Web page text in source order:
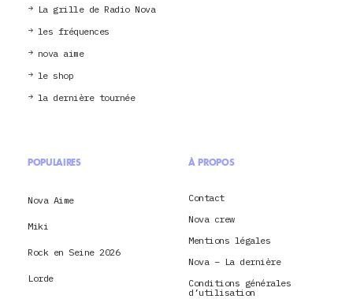
La grille de Radio Nova
les fréquences
nova aime
le shop
la dernière tournée
POPULAIRES
Nova Aime
Miki
Rock en Seine 2026
Lorde
À PROPOS
Contact
Nova crew
Mentions légales
Nova – La dernière
Conditions générales
d’utilisation